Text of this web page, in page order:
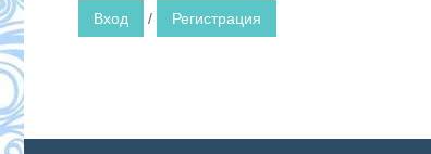
Вход / Регистрация